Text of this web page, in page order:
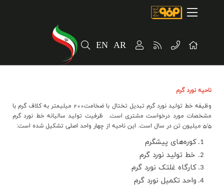
AR
EN
مسیر ماندگار
ارتباطات و توسعه برند سازمانی
مسئولیت های اجتماعی
پروژه های سرمایه گذاری
ناحيه نورد گرم
وظيفه خط توليد نورد گرم تبديل تختال با ضخامت200 ميليمتر به كلاف گرم با
مشخصات مورد درخواست مشتري است.
ظرفیت توليد سالیانه خط نورد گرم
5/5 ميليون تن در سال است. این
ناحيه از چهار واحد اصلی تشكيل شده است:
کوره‌های پیشگرم
خط توليد نورد گرم
کارگاه غلتک نورد گرم
واحد تكميل نورد گرم